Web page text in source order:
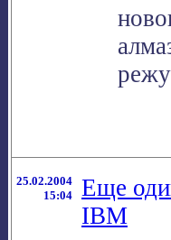
25.02.2004
15:04
Еще
IBM